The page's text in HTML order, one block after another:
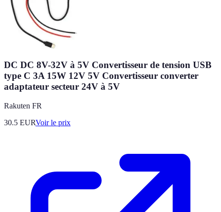
DC DC 8V-32V à 5V Convertisseur de tension USB
type C 3A 15W 12V 5V Convertisseur converter
adaptateur secteur 24V à 5V
Rakuten FR
30.5 EURVoir le prix